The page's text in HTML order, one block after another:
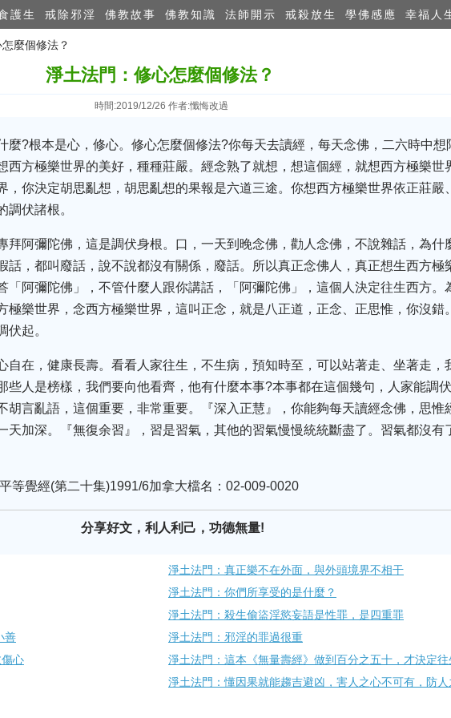
護生 戒除邪淫 佛教故事 佛教知識 法師開示 戒殺放生 學佛感應 幸福人
麼個修法？
淨土法門：修心怎麼個修法？
時間:2019/12/26 作者:懺悔改過
麼?根本是心，修心。修心怎麼個修法?你每天去讀經，每天念佛，二六時中想
西方極樂世界的美好，種種莊嚴。經念熟了就想，想這個經，就想西方極樂世
，你決定胡思亂想，胡思亂想的果報是六道三途。你想西方極樂世界依正莊嚴
調伏諸根。
拜阿彌陀佛，這是調伏身根。口，一天到晚念佛，勸人念佛，不說雜話，為什
話，都叫廢話，說不說都沒有關係，廢話。所以真正念佛人，真正想生西方極
「阿彌陀佛」，不管什麼人跟你講話，「阿彌陀佛」，這個人決定往生西方。
極樂世界，念西方極樂世界，這叫正念，就是八正道，正念、正思惟，你沒錯
伏起。
自在，健康長壽。看看人家往生，不生病，預知時至，可以站著走、坐著走，
些人是榜樣，我們要向他看齊，他有什麼本事?本事都在這個幾句，人家能調
胡言亂語，這個重要，非常重要。『深入正慧』，你能夠每天讀經念佛，思惟
天加深。『無復余習』，習是習氣，其他的習氣慢慢統統斷盡了。習氣都沒有
等覺經(第二十集)1991/6加拿大檔名：02-009-0020
分享好文，利人利己，功德無量!
淨土法門：真正樂不在外面，與外頭境界不相干
淨土法門：你們所享受的是什麼？
淨土法門：殺生偷盜淫慾妄語是性罪，是四重罪
善
淨土法門：邪淫的罪過很重
心
淨土法門：這本《無量壽經》做到百分之五十，才決定往
淨土法門：懂因果就能趨吉避凶，害人之心不可有，防